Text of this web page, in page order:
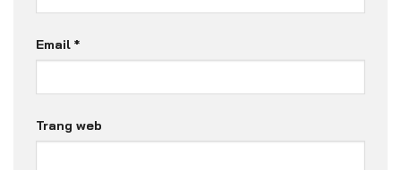
Email *
Trang web